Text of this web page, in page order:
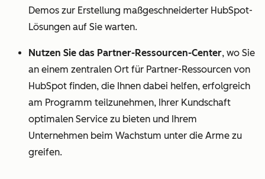
Demos zur Erstellung maßgeschneiderter HubSpot-
Lösungen auf Sie warten.
Nutzen Sie das Partner-Ressourcen-Center, wo Sie
an einem zentralen Ort für Partner-Ressourcen von
HubSpot finden, die Ihnen dabei helfen, erfolgreich
am Programm teilzunehmen, Ihrer Kundschaft
optimalen Service zu bieten und Ihrem
Unternehmen beim Wachstum unter die Arme zu
greifen.